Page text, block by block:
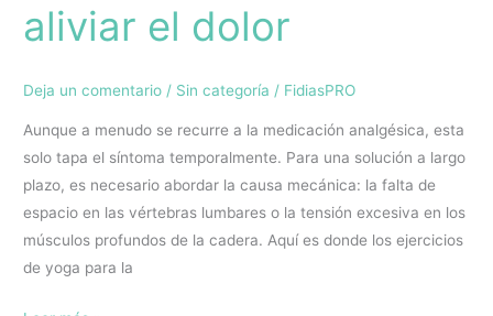
aliviar el dolor
Deja un comentario / Sin categoría / FidiasPRO
Aunque a menudo se recurre a la medicación analgésica, esta
solo tapa el síntoma temporalmente. Para una solución a largo
plazo, es necesario abordar la causa mecánica: la falta de
espacio en las vértebras lumbares o la tensión excesiva en los
músculos profundos de la cadera. Aquí es donde los ejercicios
de yoga para la